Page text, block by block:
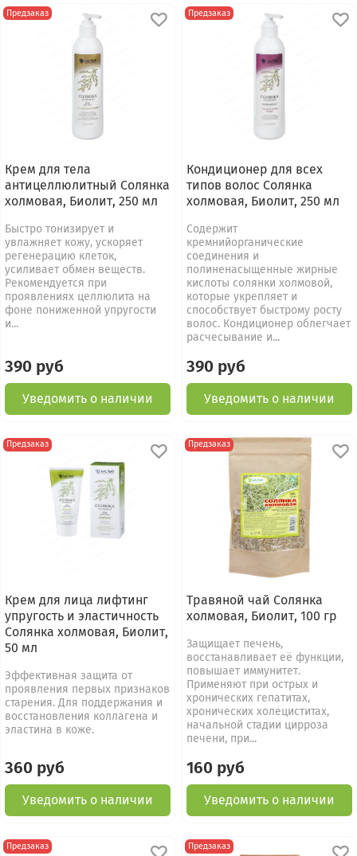
Предзаказ
Крем для тела
антицеллюлитный Солянка
холмовая, Биолит, 250 мл
Быстро тонизирует и
увлажняет кожу, ускоряет
регенерацию клеток,
усиливает обмен веществ.
Рекомендуется при
проявлениях целлюлита на
фоне пониженной упругости
и...
390 руб
Уведомить о наличии
Предзаказ
Кондиционер для всех
типов волос Солянка
холмовая, Биолит, 250 мл
Содержит
кремнийорганические
соединения и
полиненасыщенные жирные
кислоты солянки холмовой,
которые укрепляет и
способствует быстрому росту
волос. Кондиционер облегчает
расчесывание и...
390 руб
Уведомить о наличии
Предзаказ
Крем для лица лифтинг
упругость и эластичность
Солянка холмовая, Биолит,
50 мл
Эффективная защита от
проявления первых признаков
старения. Для поддержания и
восстановления коллагена и
эластина в коже.
360 руб
Уведомить о наличии
Предзаказ
Травяной чай Солянка
холмовая, Биолит, 100 гр
Защищает печень,
восстанавливает её функции,
повышает иммунитет.
Применяют при острых и
хронических гепатитах,
хронических холециститах,
начальной стадии цирроза
печени, при...
160 руб
Уведомить о наличии
Предзаказ Предзаказ